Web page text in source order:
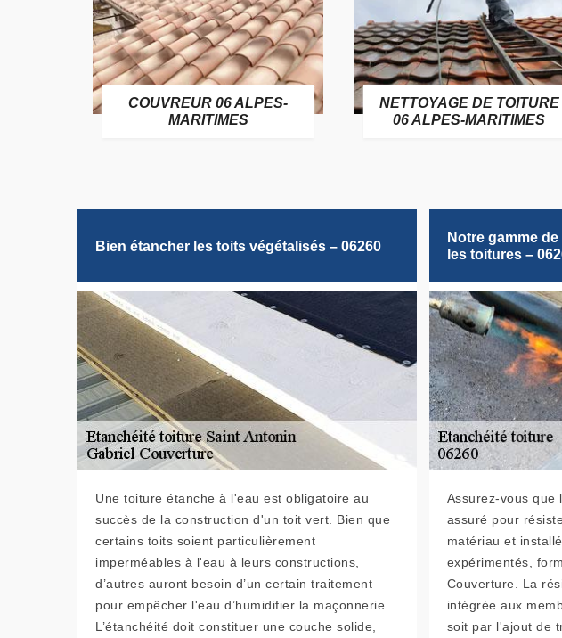
COUVREUR 06 ALPES-
MARITIMES
NETTOYAGE DE TOITURE
06 ALPES-MARITIMES
Bien étancher les toits végétalisés – 06260
Une toiture étanche à l'eau est obligatoire au
succès de la construction d'un toit vert. Bien que
certains toits soient particulièrement
imperméables à l'eau à leurs constructions,
d’autres auront besoin d’un certain traitement
pour empêcher l'eau d’humidifier la maçonnerie.
L’étanchéité doit constituer une couche solide,
Notre gamme
les toitures –
Assurez-vous que
assuré pour
matériau et
expérimentés,
Couverture. La
intégrée aux
soit par l'ajout de